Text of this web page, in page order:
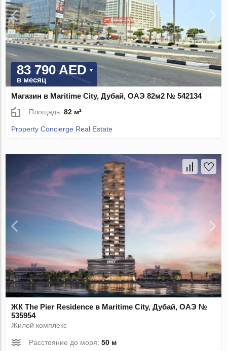
83 790 AED
в месяц
Магазин в Maritime City, Дубай, ОАЭ 82м2 № 542134
Площадь:82 м²
Property Concierge Real Estate
ЖК The Pier Residence в Maritime City, Дубай, ОАЭ №
535954
Жилой комплекс
Расстояние до моря:50 м